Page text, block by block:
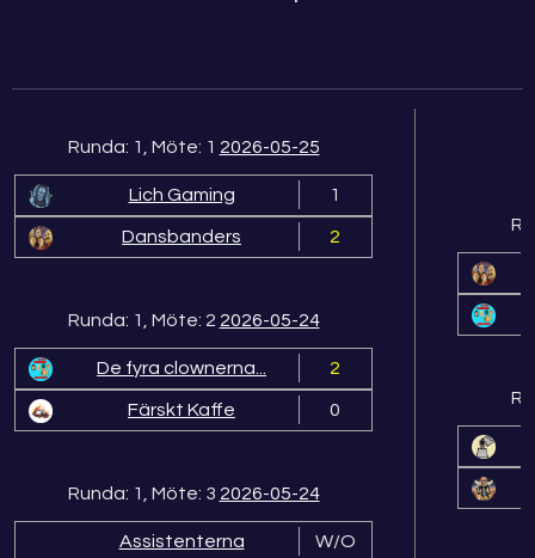
Runda: 1, Möte: 1 2026-05-25
Lich Gaming 1
Dansbanders 2
Runda: 1, Möte: 2 2026-05-24
De fyra clownerna... 2
Färskt Kaffe 0
Runda: 1, Möte: 3 2026-05-24
Assistenterna W/O